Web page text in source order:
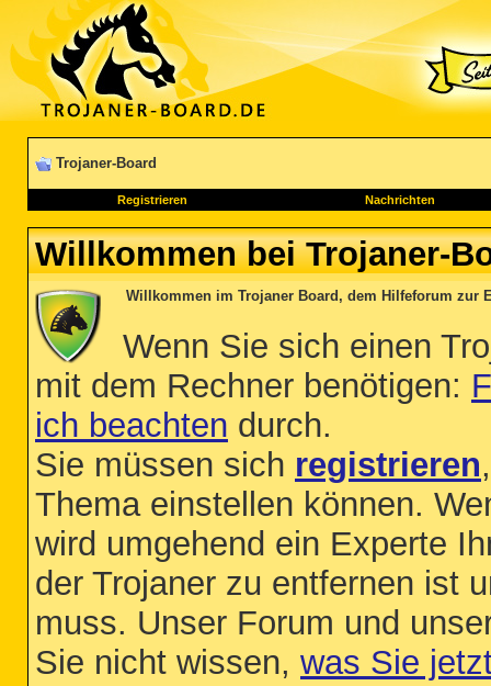
Trojaner-Board
Registrieren Nachrichten
Willkommen bei Trojaner-
Willkommen im Trojaner Board, dem Hilfeforum zur
Wenn Sie sich einen
mit dem Rechner benötigen:
ich beachten durch.
Sie müssen sich registrieren
Thema einstellen können.
wird umgehend ein Experte
der Trojaner zu entfernen ist
muss. Unser Forum und
Sie nicht wissen, was Sie